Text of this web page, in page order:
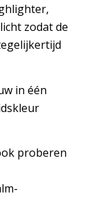
zodat de
in één
proberen